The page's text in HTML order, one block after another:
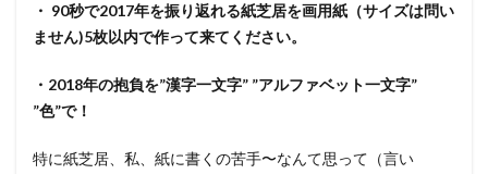
・ 90秒で2017年を振り返れる紙芝居を画用紙（サイズは問い
ません)5枚以内で作って来てください。
・2018年の抱負を”漢字一文字” ”アルファベット一文字”
”色”で！
特に紙芝居、私、紙に書くの苦手〜なんて思って（言い